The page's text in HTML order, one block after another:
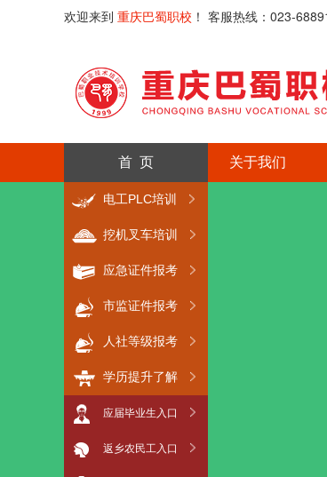
欢迎来到 重庆巴蜀职校 ！ 客服热线：023-
首 页
电工PLC培训
挖机叉车培训
应急证件报考
市监证件报考
人社等级报考
学历提升了解
应届毕业生入口
返乡农民工入口
关于我们